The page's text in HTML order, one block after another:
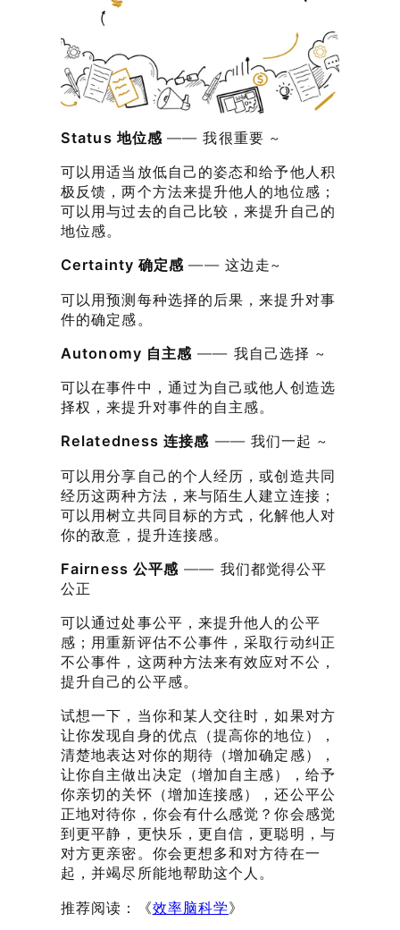
Status 地位感—— 我很重要 ~
可以用适当放低自己的姿态和给予他人积
极反馈，两个方法来提升他人的地位感；
可以用与过去的自己比较，来提升自己的
地位感。
Certainty 确定感—— 这边走~
可以用预测每种选择的后果，来提升对事
件的确定感。
Autonomy 自主感 —— 我自己选择 ~
可以在事件中，通过为自己或他人创造选
择权，来提升对事件的自主感。
Relatedness 连接感 —— 我们一起 ~
可以用分享自己的个人经历，或创造共同
经历这两种方法，来与陌生人建立连接；
可以用树立共同目标的方式，化解他人对
你的敌意，提升连接感。
Fairness 公平感 —— 我们都觉得公平
公正
可以通过处事公平，来提升他人的公平
感；用重新评估不公事件，采取行动纠正
不公事件，这两种方法来有效应对不公，
提升自己的公平感。
试想一下，当你和某人交往时，如果对方
让你发现自身的优点（提高你的地位），
清楚地表达对你的期待（增加确定感），
让你自主做出决定（增加自主感），给予
你亲切的关怀（增加连接感），还公平公
正地对待你，你会有什么感觉？你会感觉
到更平静，更快乐，更自信，更聪明，与
对方更亲密。你会更想多和对方待在一
起，并竭尽所能地帮助这个人。
推荐阅读：《效率脑科学》